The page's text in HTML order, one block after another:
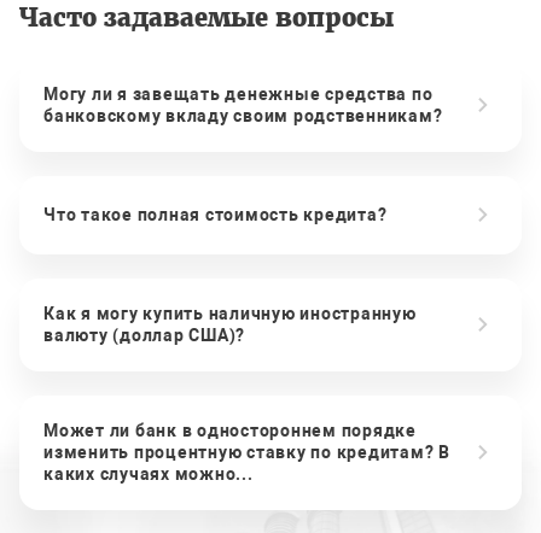
Часто задаваемые вопросы
Могу ли я завещать денежные средства по
банковскому вкладу своим родственникам?
Что такое полная стоимость кредита?
Как я могу купить наличную иностранную
валюту (доллар США)?
Может ли банк в одностороннем порядке
изменить процентную ставку по кредитам? В
каких случаях можно...